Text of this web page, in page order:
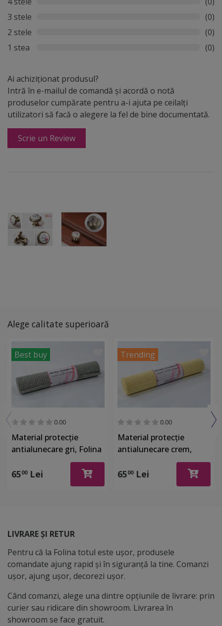
3 stele
(0)
2 stele
(0)
1 stea
(0)
Ai achiziționat produsul?
Intră în e-mailul de comandă și acordă o notă
produselor cumpărate pentru a-i ajuta pe ceilalți
utilizatori să facă o alegere la fel de bine documentată.
Scrie un Review
Alege calitate superioară
Best buy
0.00
Material protecţie
antialunecare gri, Folina
8600, pentru sertare si
rafturi, rolă de 60 cm x 5
6500Lei
Trending
0.00
Material protecţie
antialunecare crem,
Folina 8600, pentru
sertare si rafturi, rolă de
6500Lei
LIVRARE ȘI RETUR
Pentru că la Folina totul este ușor, produsele
comandate ajung rapid și în siguranță la tine. Comanzi
ușor, ajung ușor, decorezi ușor.
Când comanzi, alege una dintre opțiunile de livrare: prin
curier sau ridicare din showroom. Livrarea în
showroom se face gratuit.